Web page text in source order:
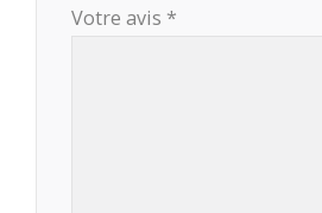
Votre avis *